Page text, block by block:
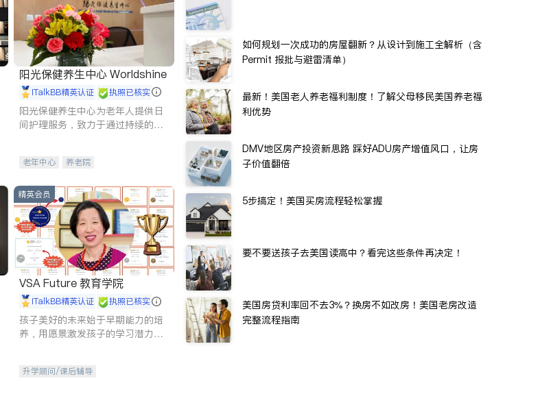
阳光保健养生中心 Worldshine
iTalkBB精英认证 执照已核实
阳光保健养生中心为老年人提供日
间护理服务，致力于通过持续的护
老年中心 养老院
精英会员
VSA Future 教育学院
iTalkBB精英认证 执照已核实
孩子美好的未来始于早期能力的培
养，用愿景激发孩子的学习潜力和
升学顾问/课后辅导
如何规划一次成功的房屋翻新？从设计到施工全解析（含
Permit 报批与避雷清单）
最新！美国老人养老福利制度！了解父母移民美国养老福
利优势
DMV地区房产投资新思路 踩好ADU房产增值风口，让房
子价值翻倍
5步搞定！美国买房流程轻松掌握
要不要送孩子去美国读高中？看完这些条件再决定！
美国房贷利率回不去3%？换房不如改房！美国老房改造
完整流程指南